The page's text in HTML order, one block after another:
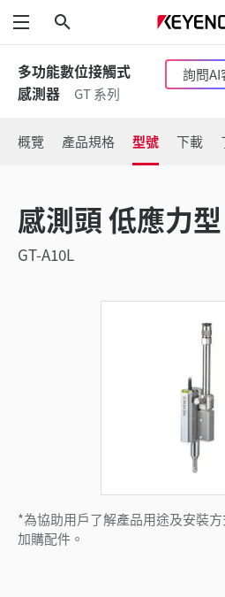
功能表
多功能數位接觸式
感測器
GT 系列
詢問AI
概覽 產品規格 型號 下載
感測頭 低應力
GT-A10L
*為協助用戶了解產品用途及安裝
加購配件。